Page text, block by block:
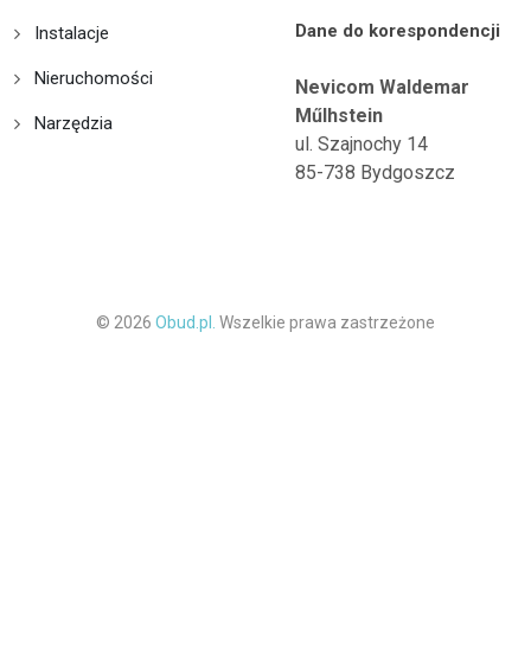
Instalacje
Nieruchomości
Narzędzia
Dane do korespondencji
Nevicom Waldemar
Műlhstein
ul. Szajnochy 14
85-738 Bydgoszcz
© 2026 Obud.pl. Wszelkie prawa zastrzeżone